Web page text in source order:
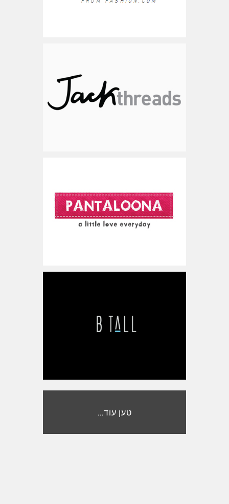
www.jackthreads.com
ארה"ב
ישראל
ישראל
טען עוד...